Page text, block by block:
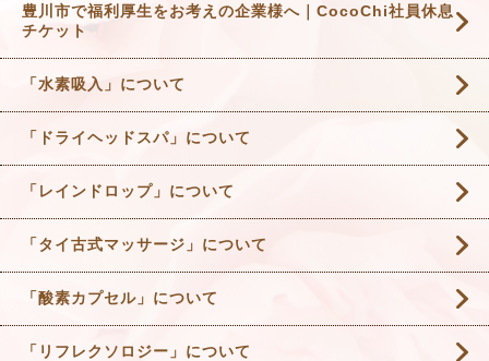
豊川市で福利厚生をお考えの企業様へ｜CocoChi社員休息
チケット
「水素吸入」について
「ドライヘッドスパ」について
「レインドロップ」について
「タイ古式マッサージ」について
「酸素カプセル」について
「リフレクソロジー」について